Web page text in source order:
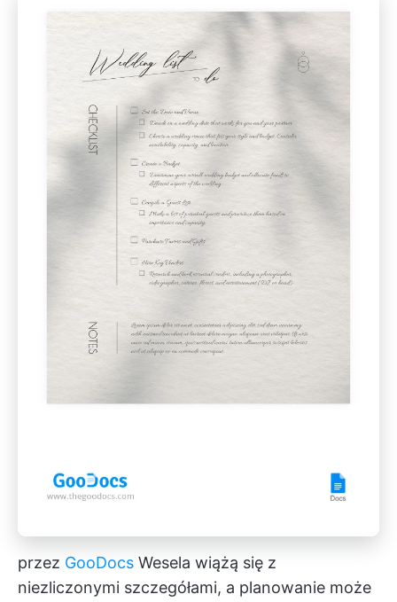
przez GooDocs Wesela wiążą się z
niezliczonymi szczegółami, a planowanie może